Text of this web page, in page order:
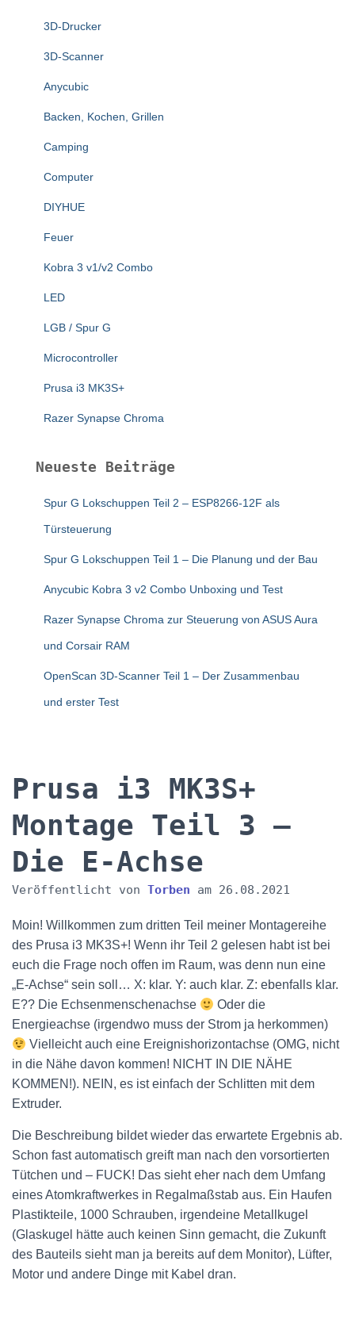
3D-Drucker
3D-Scanner
Anycubic
Backen, Kochen, Grillen
Camping
Computer
DIYHUE
Feuer
Kobra 3 v1/v2 Combo
LED
LGB / Spur G
Microcontroller
Prusa i3 MK3S+
Razer Synapse Chroma
Neueste Beiträge
Spur G Lokschuppen Teil 2 – ESP8266-12F als
Türsteuerung
Spur G Lokschuppen Teil 1 – Die Planung und der Bau
Anycubic Kobra 3 v2 Combo Unboxing und Test
Razer Synapse Chroma zur Steuerung von ASUS Aura
und Corsair RAM
OpenScan 3D-Scanner Teil 1 – Der Zusammenbau
und erster Test
Prusa i3 MK3S+
Montage Teil 3 –
Die E-Achse
Veröffentlicht von Torben am 26.08.2021
Moin! Willkommen zum dritten Teil meiner Montagereihe
des Prusa i3 MK3S+! Wenn ihr Teil 2 gelesen habt ist bei
euch die Frage noch offen im Raum, was denn nun eine
„E-Achse“ sein soll… X: klar. Y: auch klar. Z: ebenfalls klar.
E?? Die Echsenmenschenachse
Oder die
Energieachse (irgendwo muss der Strom ja herkommen)
Vielleicht auch eine Ereignishorizontachse (OMG, nicht
in die Nähe davon kommen! NICHT IN DIE NÄHE
KOMMEN!). NEIN, es ist einfach der Schlitten mit dem
Extruder.
Die Beschreibung bildet wieder das erwartete Ergebnis ab.
Schon fast automatisch greift man nach den vorsortierten
Tütchen und – FUCK! Das sieht eher nach dem Umfang
eines Atomkraftwerkes in Regalmaßstab aus. Ein Haufen
Plastikteile, 1000 Schrauben, irgendeine Metallkugel
(Glaskugel hätte auch keinen Sinn gemacht, die Zukunft
des Bauteils sieht man ja bereits auf dem Monitor), Lüfter,
Motor und andere Dinge mit Kabel dran.